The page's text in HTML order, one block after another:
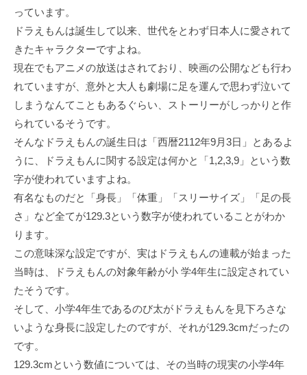
っています。
ドラえもんは誕生して以来、世代をとわず日本人に愛されて
きたキャラクターですよね。
現在でもアニメの放送はされており、映画の公開なども行わ
れていますが、意外と大人も劇場に足を運んで思わず泣いて
しまうなんてこともあるぐらい、ストーリーがしっかりと作
られているそうです。
そんなドラえもんの誕生日は「西暦2112年9月3日」とあるよ
うに、ドラえもんに関する設定は何かと「1,2,3,9」という数
字が使われていますよね。
有名なものだと「身長」「体重」「スリーサイズ」「足の長
さ」など全てが129.3という数字が使われていることがわか
ります。
この意味深な設定ですが、実はドラえもんの連載が始まった
当時は、ドラえもんの対象年齢が小 学4年生に設定されてい
たそうです。
そして、小学4年生であるのび太がドラえもんを見下ろさな
いような身長に設定したのですが、それが129.3cmだったの
です。
129.3cmという数値については、その当時の現実の小学4年